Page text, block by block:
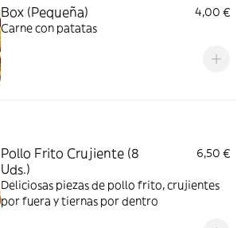
Box (Pequeña)
4,00 €
Carne con patatas
Pollo Frito Crujiente (8
Uds.)
6,50 €
Deliciosas piezas de pollo frito, crujientes
por fuera y tiernas por dentro